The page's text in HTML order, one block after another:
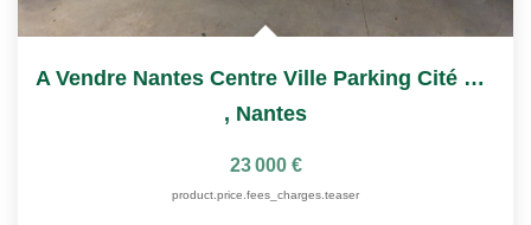
A Vendre Nantes Centre Ville Parking Cité Des Congrès
, Nantes
23 000 €
product.price.fees_charges.teaser